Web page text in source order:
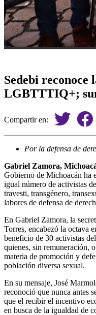
Sedebi reconoce
LGBTTTIQ+;
Compartir en:
Por la defensa de
Gabriel Zamora,
Gobierno de Michoacán ha
igual número de activistas
travesti, transgénero,
labores de defensa de
En Gabriel Zamora, la
Torres, encabezó la octava
beneficio de 30 activistas
quienes, sin remuneración,
materia de promoción y
población diversa sexual.
En su mensaje, José
reconoció que nunca antes
que el recibir el incentivo
en busca de la igualdad de